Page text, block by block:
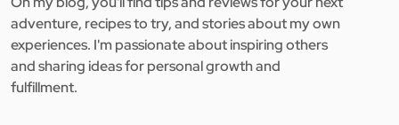
adventure, recipes to try, and stories about my own
experiences. I'm passionate about inspiring others
and sharing ideas for personal growth and
fulfillment.